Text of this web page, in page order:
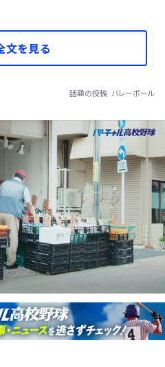
文を見る
話題の投稿 バレーボール